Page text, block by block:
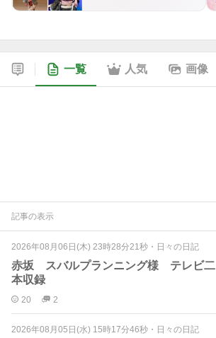
一覧 人気 画像
記事の表示
2026年08月06日(木) 23時28分21秒 ・ 日々の日記
赤坂 スバルプランニング様 テレビ二
本収録
20 2
2026年08月05日(水) 15時17分46秒 ・ 日々の日記